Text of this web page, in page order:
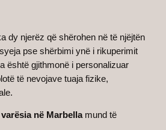
dy njerëz që shërohen në të njëjtën
pse shërbimi ynë i rikuperimit
është gjithmonë i personalizuar
të nevojave tuaja fizike,
në Marbellamund të